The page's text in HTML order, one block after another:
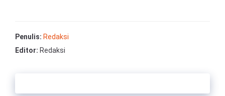
Penulis: Redaksi
Editor: Redaksi